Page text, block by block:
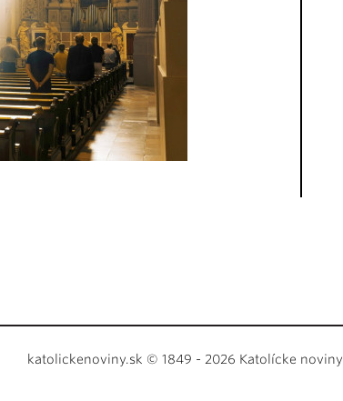
katolickenoviny.sk © 1849 - 2026 Katolícke noviny